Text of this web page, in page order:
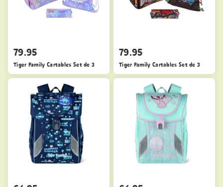
79.95
Tiger Family Cartables Set de 3
79.95
Tiger Family Cartables Set de 3